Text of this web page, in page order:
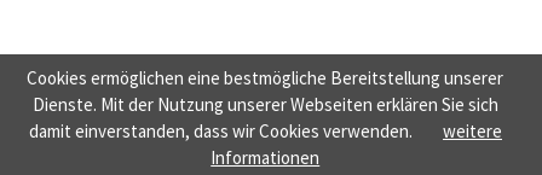
Cookies ermöglichen eine bestmögliche Bereitstellung unserer
Dienste. Mit der Nutzung unserer Webseiten erklären Sie sich
damit einverstanden, dass wir Cookies verwenden.
weitere
Informationen